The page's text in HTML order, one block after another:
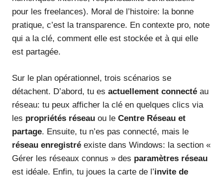
pour les freelances). Moral de l’histoire: la bonne
pratique, c’est la transparence. En contexte pro, note
qui a la clé, comment elle est stockée et à qui elle
est partagée.
Sur le plan opérationnel, trois scénarios se
détachent. D’abord, tu es actuellement connecté au
réseau: tu peux afficher la clé en quelques clics via
les propriétés réseau ou le Centre Réseau et
partage. Ensuite, tu n’es pas connecté, mais le
réseau enregistré existe dans Windows: la section «
Gérer les réseaux connus » des paramètres réseau
est idéale. Enfin, tu joues la carte de l’invite de